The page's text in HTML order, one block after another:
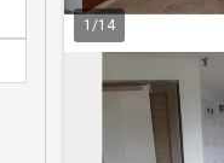
1 /14